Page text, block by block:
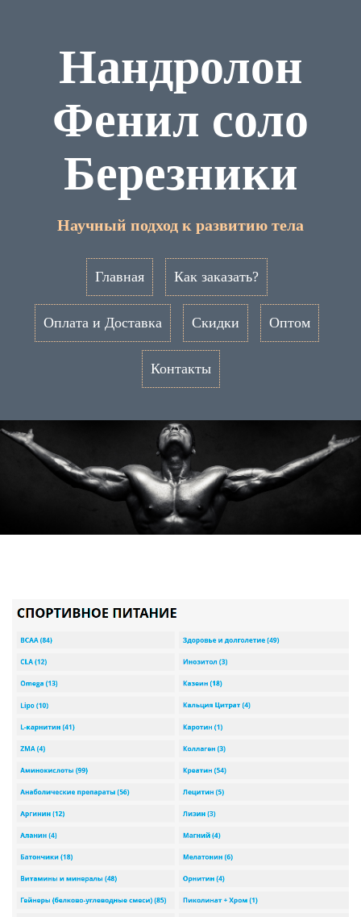
Нандролон
Фенил соло
Березники
Научный подход к развитию тела
Главная Как заказать?
Оплата и Доставка Скидки Оптом
Контакты